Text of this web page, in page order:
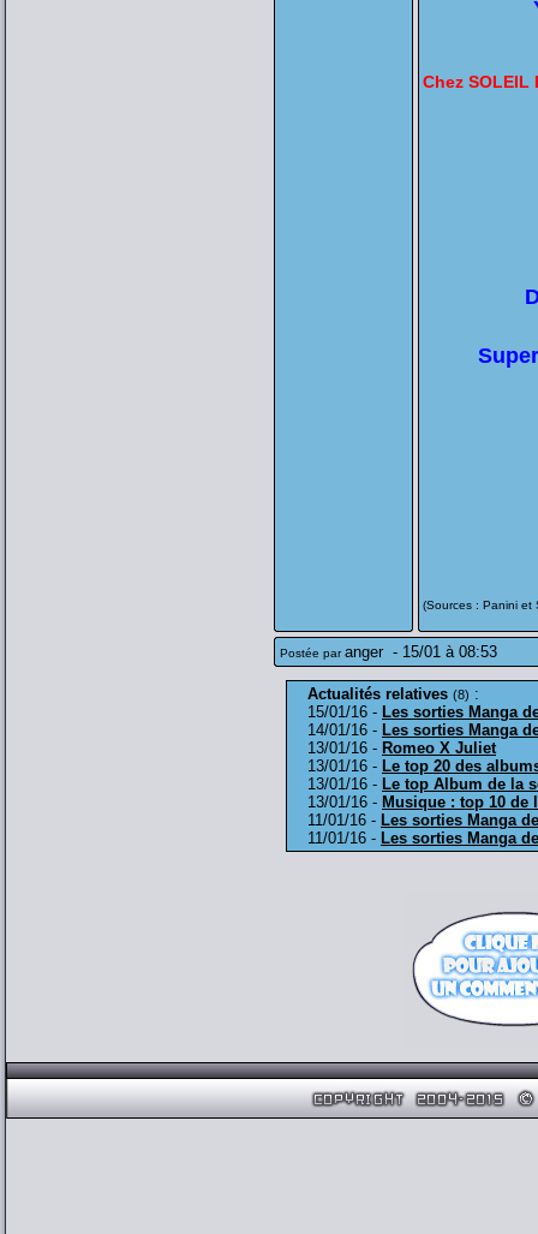
Chez SOLEIL
(Sources : Panini et
Postée paranger - 15/01 à 08:53
Actualités relatives (8) :
15/01/16 - Les sorties Manga
14/01/16 - Les sorties Manga
13/01/16 - Romeo X Juliet
13/01/16 - Le top 20 des
13/01/16 - Le top Album de la
13/01/16 - Musique : top 10 de
11/01/16 - Les sorties Manga
11/01/16 - Les sorties Manga